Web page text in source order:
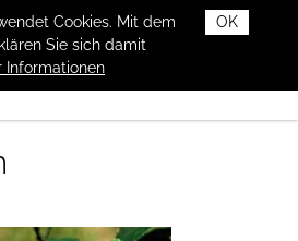
OK
Cookies. Mit dem
Sie sich damit
Informationen